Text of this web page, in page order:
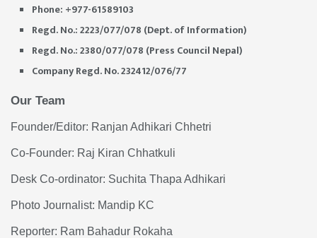
Phone: +977-61589103
Regd. No.: 2223/077/078 (Dept. of Information)
Regd. No.: 2380/077/078 (Press Council Nepal)
Company Regd. No. 232412/076/77
Our Team
Founder/Editor: Ranjan Adhikari Chhetri
Co-Founder: Raj Kiran Chhatkuli
Desk Co-ordinator: Suchita Thapa Adhikari
Photo Journalist: Mandip KC
Reporter: Ram Bahadur Rokaha